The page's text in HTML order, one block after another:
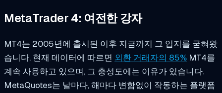
MetaTrader 4: 여전한 강자
MT4는 2005년에 출시된 이후 지금까지 그 입지를 굳혀왔
습니다. 현재 데이터에 따르면 외환 거래자의 85% MT4를
계속 사용하고 있으며, 그 충성도에는 이유가 있습니다.
MetaQuotes는 날마다, 해마다 변함없이 작동하는 플랫폼